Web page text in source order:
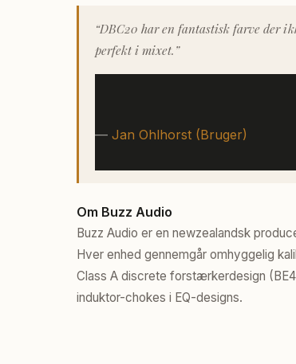
“DBC20 har en fantastisk farve der
perfekt i mixet.”
— Jan Ohlhorst (Bruger)
Om Buzz Audio
Buzz Audio er en newzealandsk
Hver enhed gennemgår omhyggelig
Class A discrete forstærkerdesign
induktor-chokes i EQ-designs.